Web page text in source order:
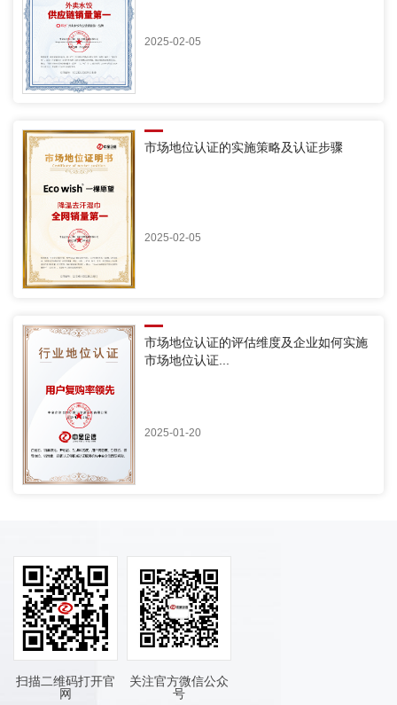
2025-02-05
市场地位认证的实施策略及认证步骤
2025-02-05
市场地位认证的评估维度及企业如何实施
市场地位认证...
2025-01-20
扫描二维码打开官
网
关注官方微信公众
号